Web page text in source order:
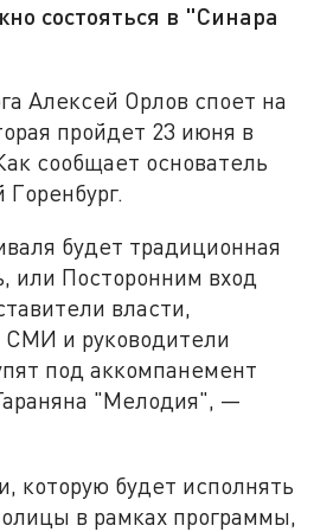
состояться в "Синара
Алексей Орлов споет на
пройдет 23 июня в
сообщает основатель
будет традиционная
или Посторонним вход
власти,
СМИ и руководители
под аккомпанемент
"Мелодия", —
которую будет исполнять
в рамках программы,